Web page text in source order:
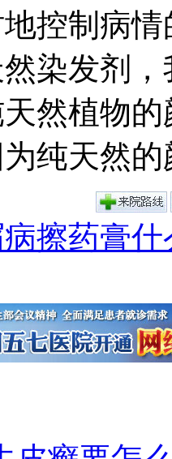
控制病
染发剂
然植物
纯天然
擦药膏什